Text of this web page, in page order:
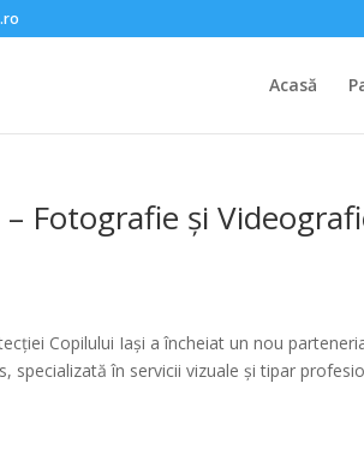
Acasă
Fotografie și
Copilului Iași a încheiat un nou
specializată în servicii vizuale și tipar